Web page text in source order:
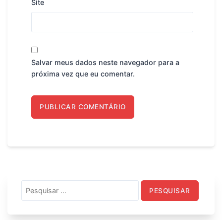
Site
Salvar meus dados neste navegador para a
próxima vez que eu comentar.
por: